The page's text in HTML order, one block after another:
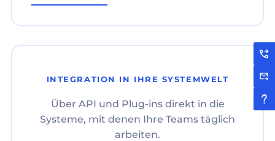
INTEGRATION IN IHRE SYSTEMWELT
Über API und Plug-ins direkt in die
Systeme, mit denen Ihre Teams täglich
arbeiten.